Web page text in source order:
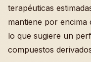
terapéuticas
mantiene por
lo que sugiere un
compuestos